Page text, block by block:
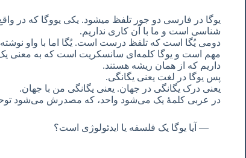
یوگا در فارسی دو جور تلفظ میشود. یکی یووگا که در
شناسی است و ما با آن کاری نداریم.
دومی یُگا است که تلفظ درست است. یُگا اما با واو
مهم است و یوگا کلمه‌ای سانسکریت است که به معنی یک
داریم که از همان ریشه هستند.
پس یوگا در لغت یعنی یگانگی.
یعنی درک یگانگی در جهان. یعنی یگانگی من با جهان.
در عربی کلمۀ یک می‌شود واحد، که مصدرش می‌شود
آیا یوگا یک فلسفه یا ایدئولوژی است؟